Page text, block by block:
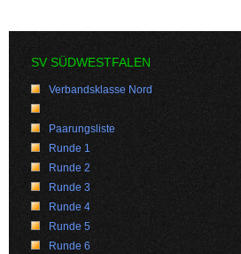
SV SÜDWESTFALEN
Verbandsklasse Nord
Paarungsliste
Runde 1
Runde 2
Runde 3
Runde 4
Runde 5
Runde 6